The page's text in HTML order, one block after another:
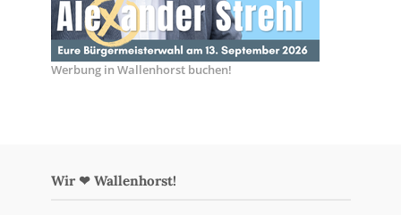
Werbung in Wallenhorst buchen!
Wir ❤ Wallenhorst!